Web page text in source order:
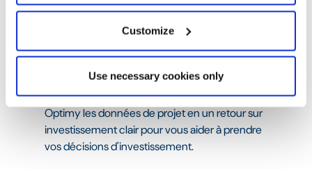
Customize
Use necessary cookies only
Mesurer le retour sur
investissement
Suivez l'impact en temps réel grâce à vos
propres indicateurs clés de performance.
Optimy les données de projet en un retour sur
investissement clair pour vous aider à prendre
vos décisions d'investissement.